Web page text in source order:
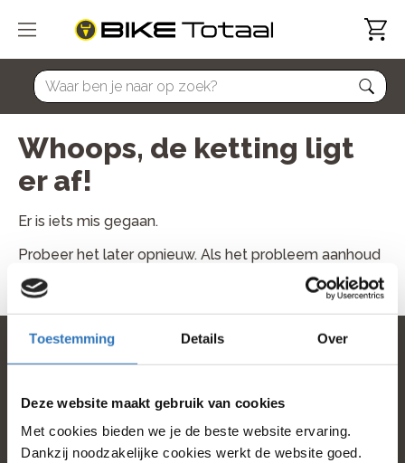
Toestemming Details Over
Deze website maakt gebruik van cookies
Met cookies bieden we je de beste website ervaring.
Dankzij noodzakelijke cookies werkt de website goed.
home
Whoops, de ketting ligt
er af!
Er is iets mis gegaan.
Probeer het later opnieuw. Als het probleem aanhoud
neem dan contact met ons op.
home
Populaire categorieën